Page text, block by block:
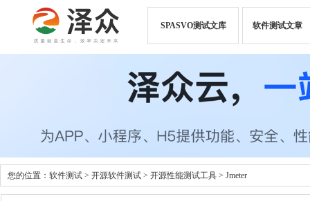
SPASVO测试文库 软件测试文章
您的位置： 软件测试 > 开源软件测试 > 开源性能测试工具 > Jmeter